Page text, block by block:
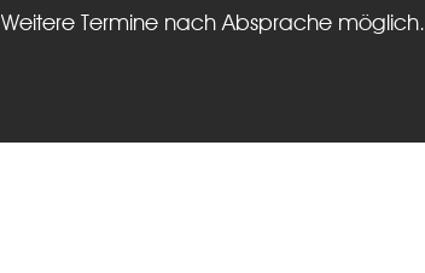
Weitere Termine nach Absprache möglich.